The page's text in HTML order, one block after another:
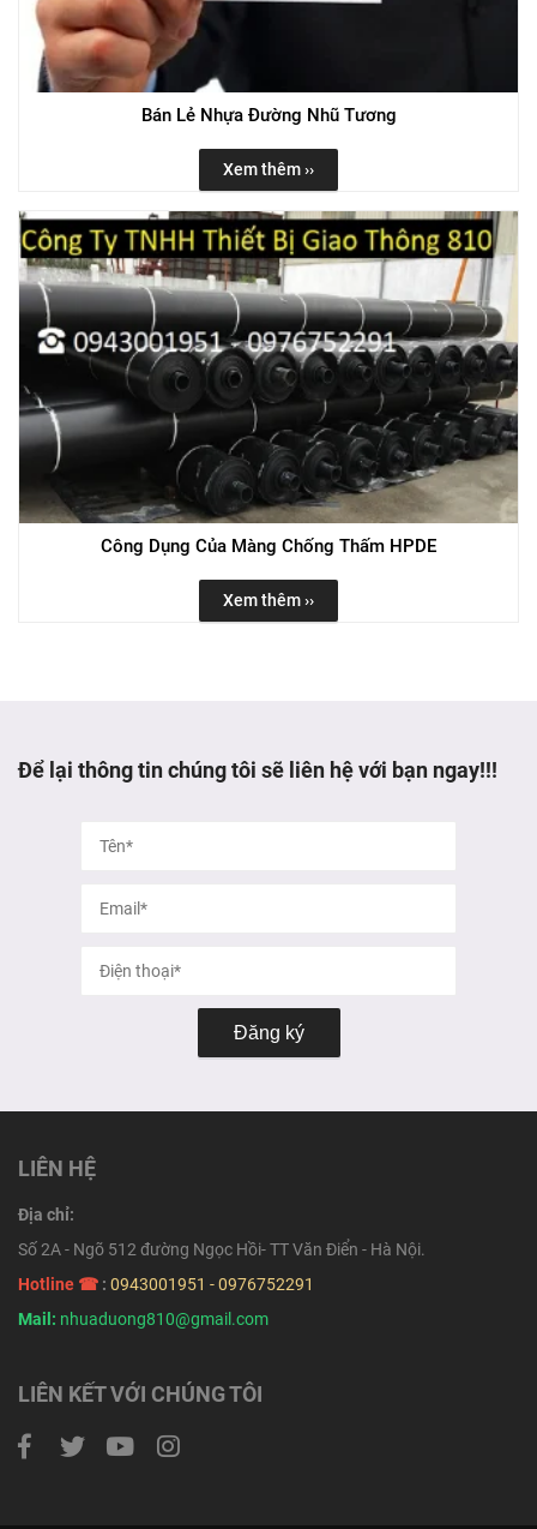
Bán Lẻ Nhựa Đường Nhũ Tương
Xem thêm ››
Công Dụng Của Màng Chống Thấm HPDE
Xem thêm ››
Để lại thông tin chúng tôi sẽ liên hệ với bạn ngay!!!
Đăng ký
LIÊN HỆ
Địa chỉ:
Số 2A - Ngõ 512 đường Ngọc Hồi- TT Văn Điển - Hà Nội.
Hotline ☎ : 0943001951 - 0976752291
Mail: nhuaduong810@gmail.com
LIÊN KẾT VỚI CHÚNG TÔI